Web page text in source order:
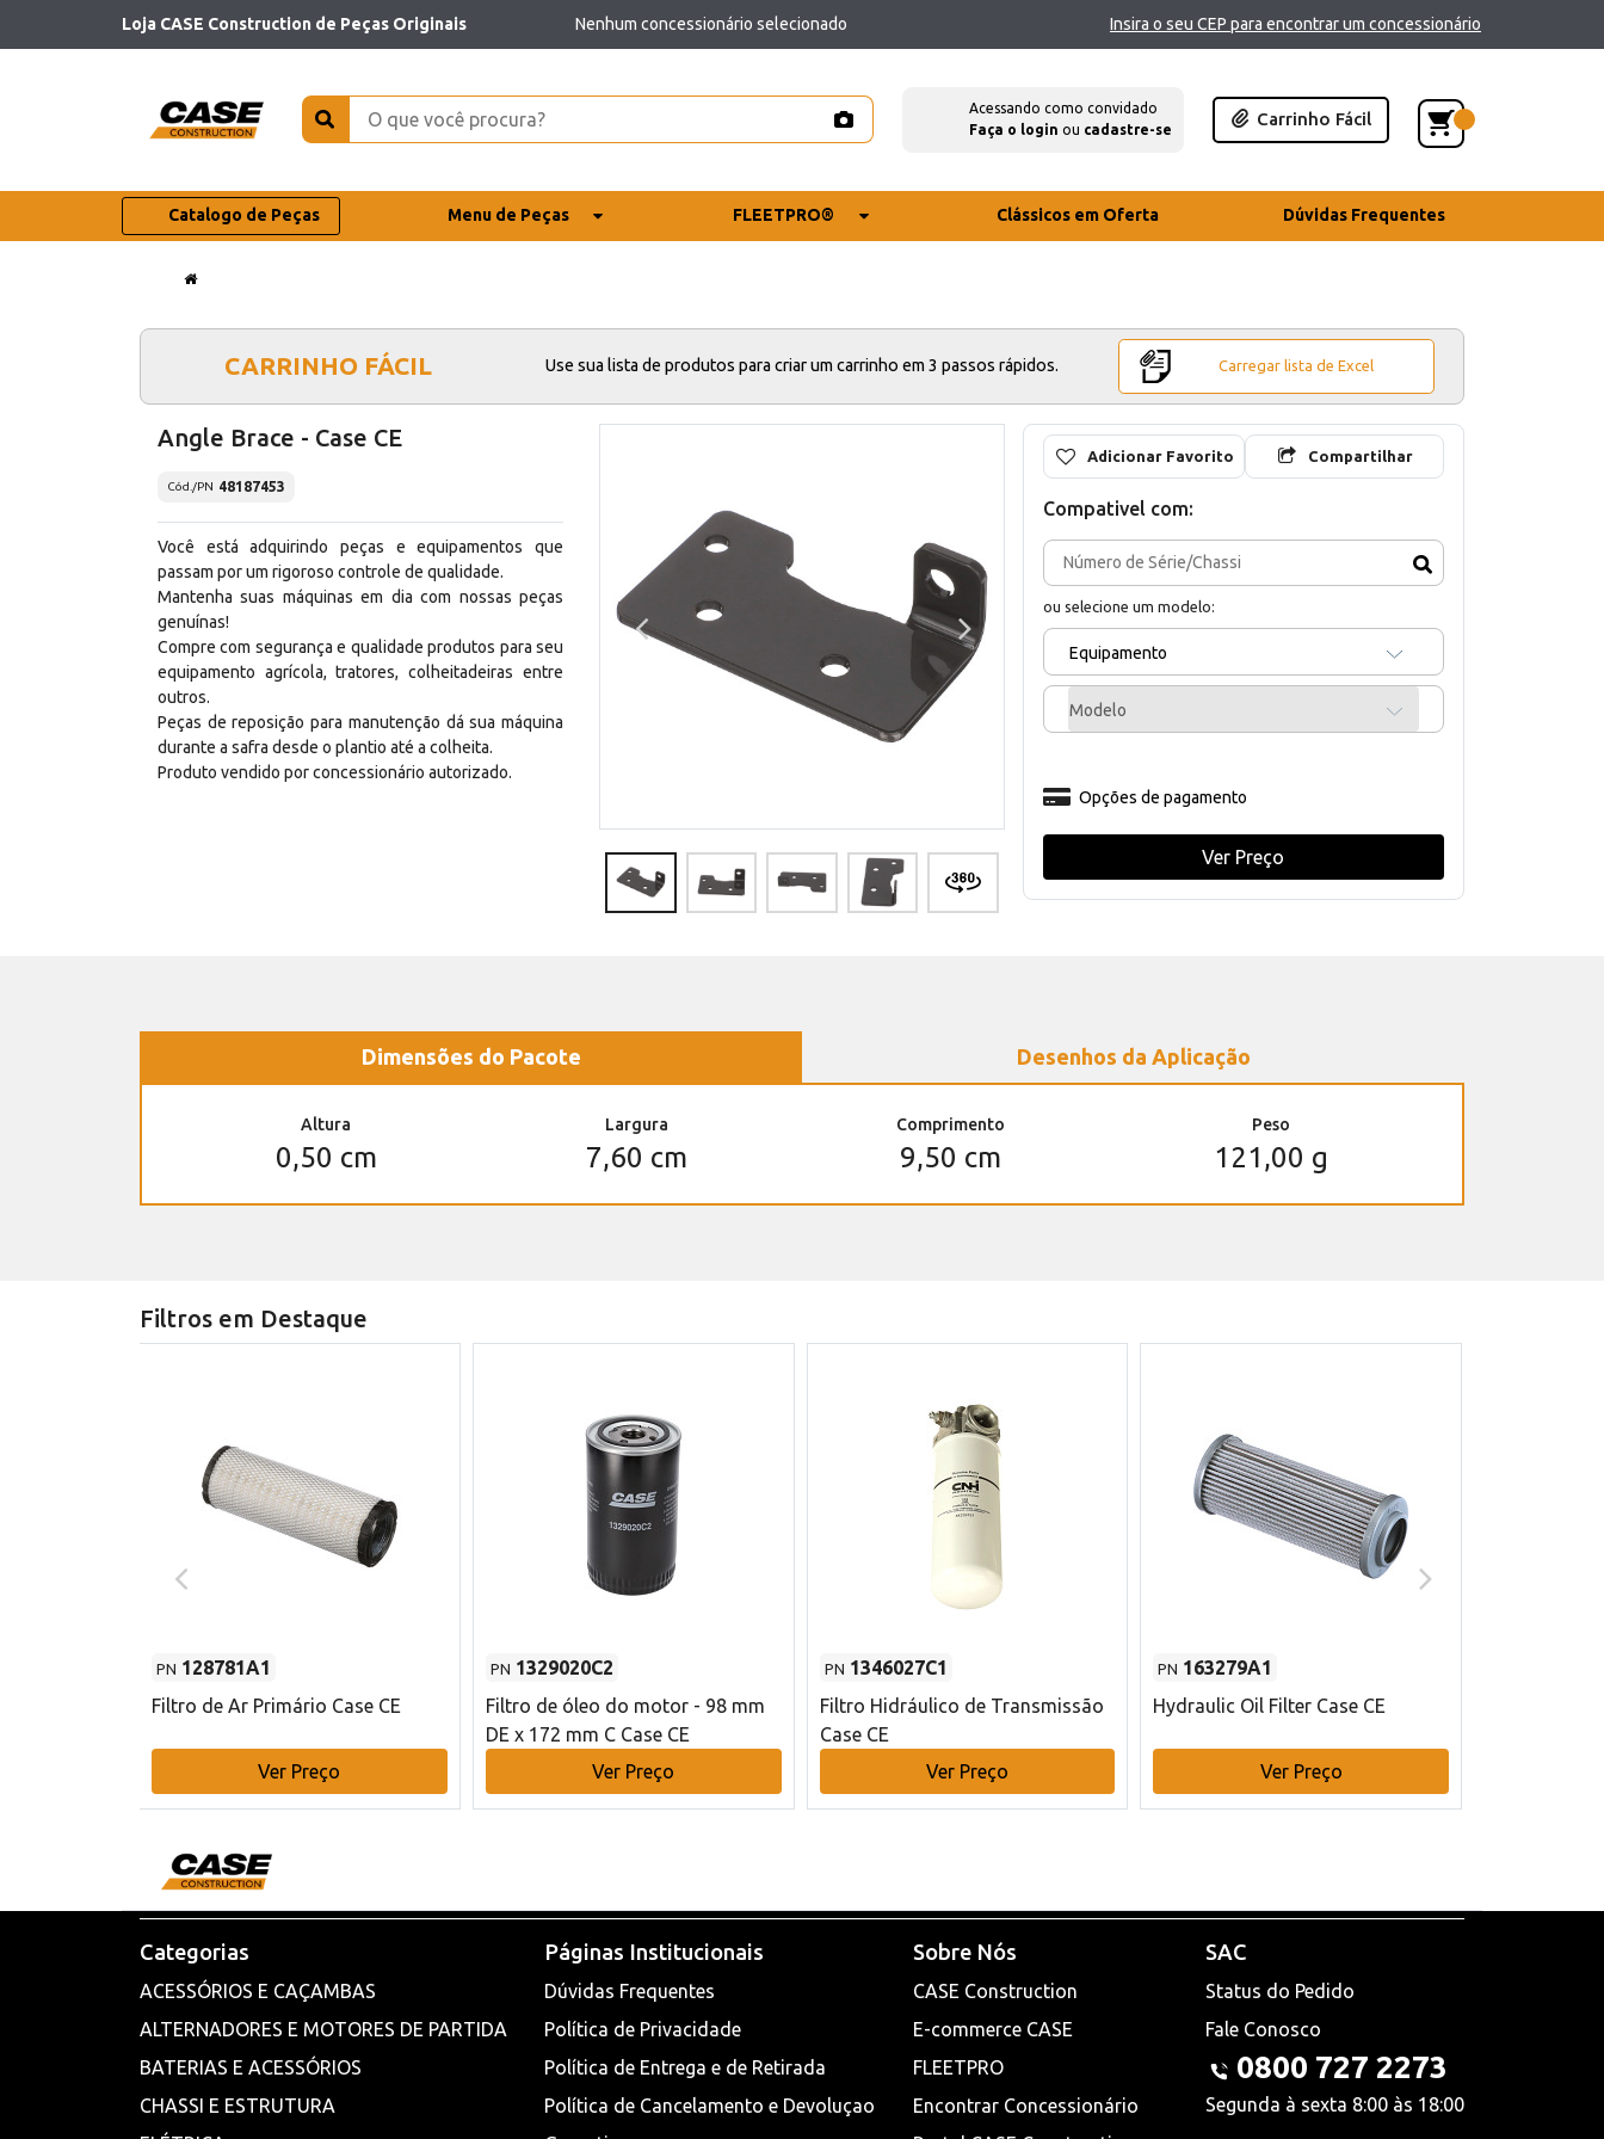
Loja CASE Construction de Peças Originais Nenhum concessionário selecionado Insira o seu CEP para encontrar um concessionário
Acessando como convidado
Faça o login ou cadastre-se
Carrinho Fácil
Catalogo de Peças Menu de Peças FLEETPRO® Clássicos em Oferta Dúvidas Frequentes
CARRINHO FÁCIL Use sua lista de produtos para criar um carrinho em 3 passos rápidos. Carregar lista de Excel
Angle Brace - Case CE
Cód./PN 48187453
Você está adquirindo peças e equipamentos que
passam por um rigoroso controle de qualidade.
Mantenha suas máquinas em dia com nossas peças
genuínas!
Compre com segurança e qualidade produtos para seu
equipamento agrícola, tratores, colheitadeiras entre
outros.
Peças de reposição para manutenção dá sua máquina
durante a safra desde o plantio até a colheita.
Produto vendido por concessionário autorizado.
Adicionar Favorito Compartilhar
Compativel com:
ou selecione um modelo:
Equipamento
Modelo
Opções de pagamento
Ver Preço
Dimensões do Pacote Desenhos da Aplicação
Altura
0,50 cm
Largura
7,60 cm
Comprimento
9,50 cm
Peso
121,00 g
Filtros em Destaque
PN 128781A1
Filtro de Ar Primário Case CE
Ver Preço
PN 1329020C2
Filtro de óleo do motor - 98 mm
DE x 172 mm C Case CE
Ver Preço
PN 1346027C1
Filtro Hidráulico de Transmissão
Case CE
Ver Preço
PN 163279A1
Hydraulic Oil Filter Case CE
Ver Preço
Categorias
ACESSÓRIOS E CAÇAMBAS
ALTERNADORES E MOTORES DE PARTIDA
BATERIAS E ACESSÓRIOS
CHASSI E ESTRUTURA
Páginas Institucionais
Dúvidas Frequentes
Política de Privacidade
Política de Entrega e de Retirada
Política de Cancelamento e Devoluçao
Sobre Nós
CASE Construction
E-commerce CASE
FLEETPRO
Encontrar Concessionário
SAC
Status do Pedido
Fale Conosco
0800 727 2273
Segunda à sexta 8:00 às 18:00